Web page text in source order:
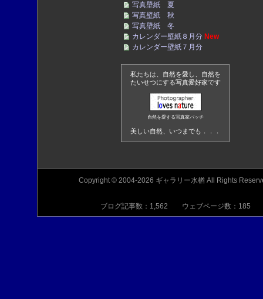
写真壁紙 夏
写真壁紙 秋
写真壁紙 冬
カレンダー壁紙８月分 New
カレンダー壁紙７月分
私たちは、自然を愛し、自然を
たいせつにする写真愛好家です
自然を愛する写真家バッチ
美しい自然、いつまでも．．．
Copyright © 2004-2026 ギャラリー水楢 All Rights
ブログ記事数：1,562 ウェブページ数：185